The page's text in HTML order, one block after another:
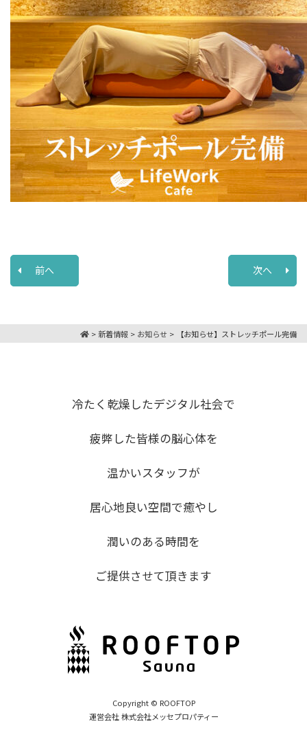
前へ 次へ
>新着情報 > お知らせ > 【お知らせ】ストレッチポール完備
冷たく乾燥したデジタル社会で
疲弊した皆様の脳心体を
温かいスタッフが
居心地良い空間で癒やし
潤いのある時間を
ご提供させて頂きます
Copyright © ROOFTOP
運営会社 株式会社メッセプロパティー